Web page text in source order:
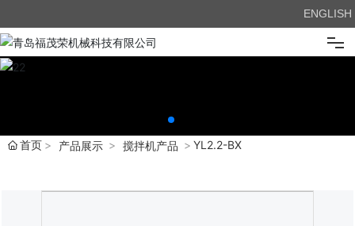
ENGLISH
首页 产品展示 搅拌机产品 YL2.2-BX